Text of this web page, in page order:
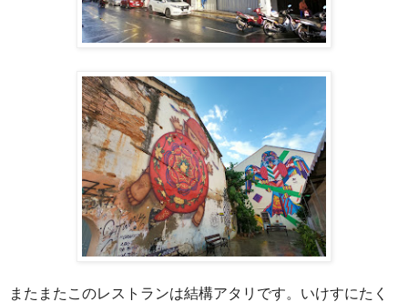
またまたこのレストランは結構アタリです。いけすにたく